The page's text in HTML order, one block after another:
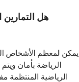
هل التمارين
يمكن لمعظم الأشخاص
الرياضة بأمان
الرياضية المنتظمة